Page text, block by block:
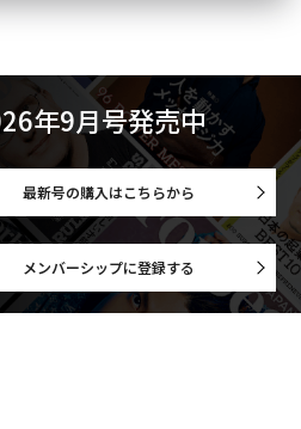
年9月号発売中
最新号の購入はこちらから
メンバーシップに登録する